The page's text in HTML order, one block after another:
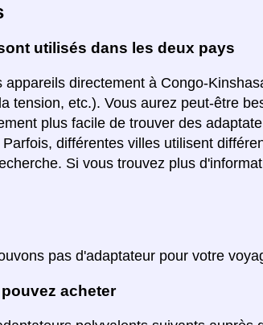
utilisés dans les deux pays
appareils directement à Congo-
tension, etc.). Vous aurez peut-être
plus facile de trouver des
différentes villes utilisent
Si vous trouvez plus
pas d'adaptateur pour votre
acheter